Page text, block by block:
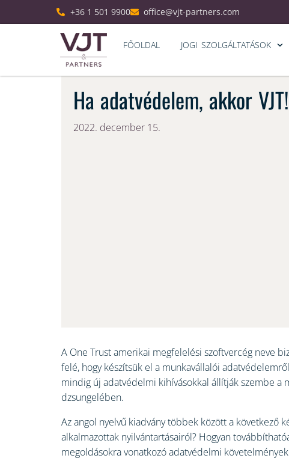
+36 1 501 9900 office@vjt-partners.com
FŐOLDAL JOGI SZOLGÁLTATÁSOK
Ha adatvédelem, akkor VJT!
2022. december 15.
A One Trust amerikai megfelelési szoftvercég neve
felé, hogy készítsük el a munkavállalói
mindig új adatvédelmi kihívásokkal állítják szembe a
dzsungelében.
Az angol nyelvű kiadvány többek között a következő
alkalmazottak nyilvántartásairól? Hogyan
megoldásokra vonatkozó adatvédelmi